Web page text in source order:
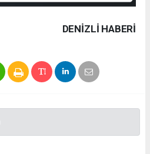
DENIZLI HABERİ